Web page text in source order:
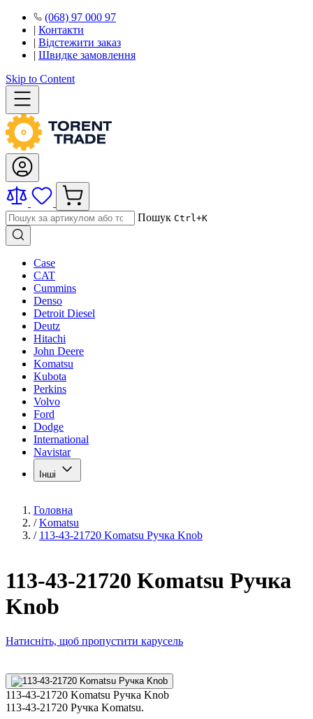
(068) 97 000 97
| Контакти
| Відстежити заказ
| Швидке замовлення
Skip to Content
Пошук Ctrl+K
Case
CAT
Cummins
Denso
Detroit Diesel
Deutz
Hitachi
John Deere
Komatsu
Kubota
Perkins
Volvo
Ford
Dodge
International
Navistar
Інші
Головна
/ Komatsu
/ 113-43-21720 Komatsu Ручка Knob
113-43-21720 Komatsu Ручка
Knob
Натисніть, щоб пропустити карусель
113-43-21720 Komatsu Ручка Knob
113-43-21720 Ручка Komatsu.